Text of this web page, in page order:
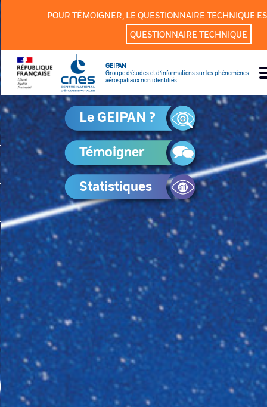
Panneau de gestion des cookies
POUR TÉMOIGNER, LE QUESTIONNAIRE TECHNIQUE
QUESTIONNAIRE TECHNIQUE
GEIPAN
Groupe d’études et d’informations sur les phénomènes
aérospatiaux non identifiés.
Le GEIPAN ?
Témoigner
Statistiques